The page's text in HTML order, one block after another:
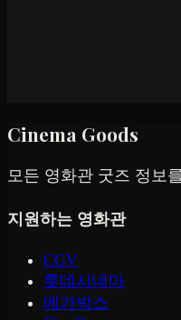
Cinema Goods
모든 영화관 굿즈 정보
지원하는 영화관
CGV
롯데시네마
메가박스